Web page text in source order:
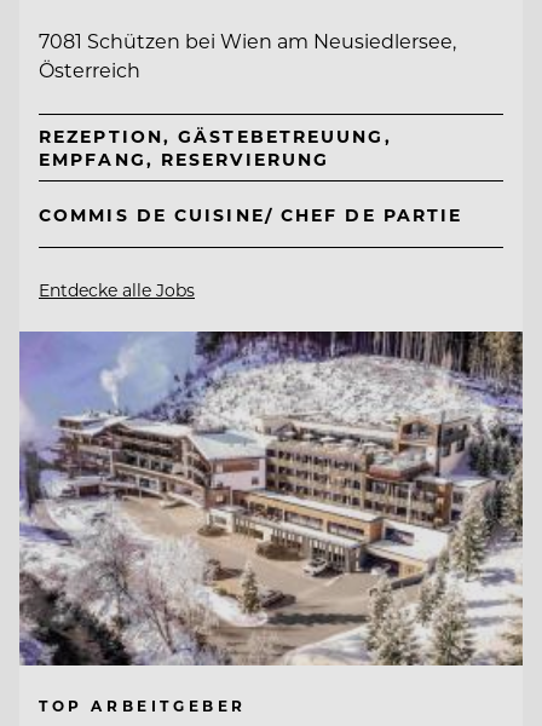
7081 Schützen bei Wien am Neusiedlersee,
Österreich
REZEPTION, GÄSTEBETREUUNG,
EMPFANG, RESERVIERUNG
COMMIS DE CUISINE/ CHEF DE PARTIE
Entdecke alle Jobs
TOP ARBEITGEBER